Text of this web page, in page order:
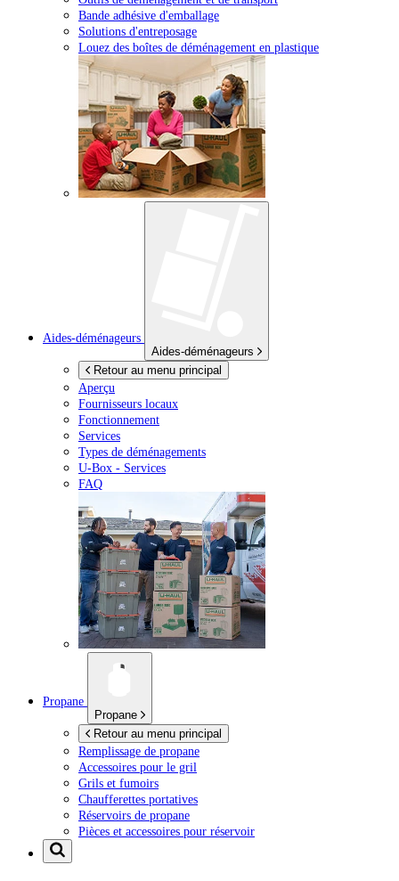
Bande adhésive d'emballage
Solutions d'entreposage
Louez des boîtes de déménagement en plastique
Aides-déménageurs
Aides-déménageurs
Retour au menu principal
Aperçu
Fournisseurs locaux
Fonctionnement
Services
Types de déménagements
U-Box - Services
FAQ
Propane
Propane
Retour au menu principal
Remplissage de propane
Accessoires pour le gril
Grils et fumoirs
Chaufferettes portatives
Réservoirs de propane
Pièces et accessoires pour réservoir